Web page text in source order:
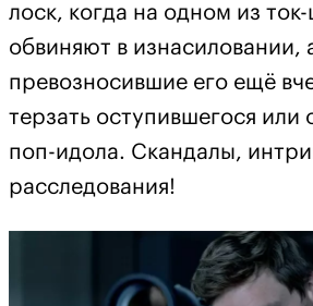
лоск, когда на одном из
обвиняют в
превозносившие его ещё
терзать оступившегося или
поп-идола. Скандалы,
расследования!